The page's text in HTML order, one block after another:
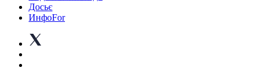
Досьє
ИнфоFor